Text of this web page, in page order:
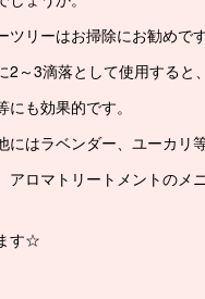
リーはお掃除にお勧めです
～3滴落として使用すると
も効果的です。
はラベンダー、ユーカリ
アロマトリートメントのメ
す☆